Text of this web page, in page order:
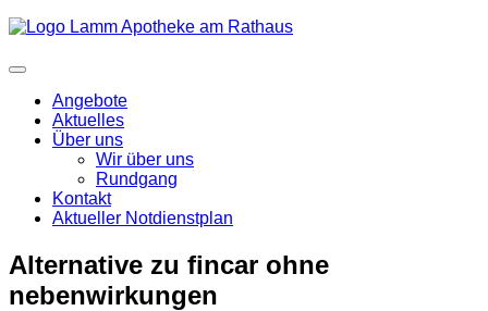
Angebote
Aktuelles
Über uns
Wir über uns
Rundgang
Kontakt
Aktueller Notdienstplan
Alternative zu fincar ohne
nebenwirkungen